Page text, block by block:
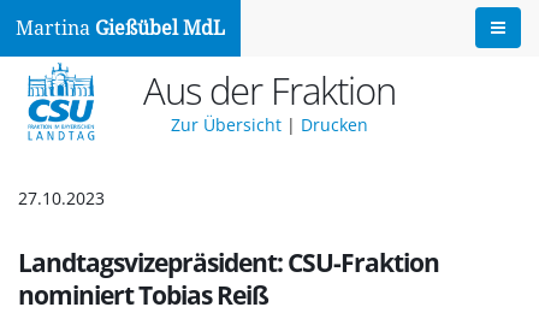
Martina Gießübel MdL
Aus der Fraktion
Zur Übersicht | Drucken
27.10.2023
Landtagsvizepräsident: CSU-Fraktion
nominiert Tobias Reiß